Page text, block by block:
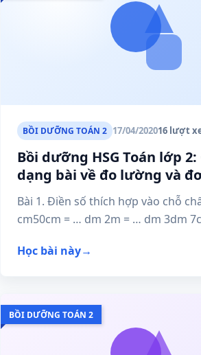
BỒI DƯỠNG TOÁN 2 17/04/202016 lượt
Bồi dưỡng HSG Toán lớp
dạng bài về đo lường và
lường
Bài 1. Điền số thích hợp vào chỗ
cm50cm = … dm 2m = … dm 3dm
Học bài này→
BỒI DƯỠNG TOÁN 2